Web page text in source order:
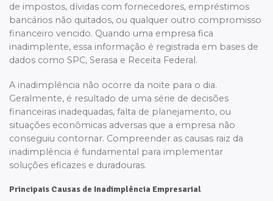
de impostos, dívidas com fornecedores, empréstimos
bancários não quitados, ou qualquer outro compromisso
financeiro vencido. Quando uma empresa fica
inadimplente, essa informação é registrada em bases de
dados como SPC, Serasa e Receita Federal.
A inadimplência não ocorre da noite para o dia.
Geralmente, é resultado de uma série de decisões
financeiras inadequadas, falta de planejamento, ou
situações econômicas adversas que a empresa não
conseguiu contornar. Compreender as causas raiz da
inadimplência é fundamental para implementar
soluções eficazes e duradouras.
Principais Causas de Inadimplência Empresarial